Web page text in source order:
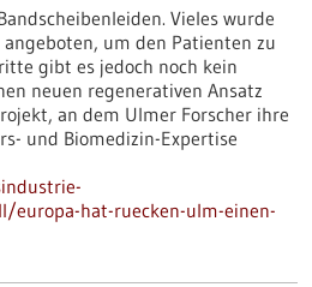
Vieles wurde
um den Patienten zu
gibt es jedoch noch kein
neuen regenerativen Ansatz
an dem Ulmer Forscher ihre
und Biomedizin-Expertise
hat-ruecken-ulm-einen-